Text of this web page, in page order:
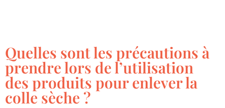
Quelles sont les précautions à
prendre lors de l’utilisation
des produits pour enlever la
colle sèche ?